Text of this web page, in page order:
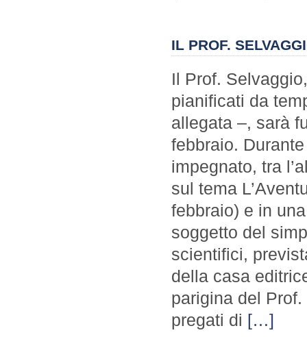
IL PROF.
Il Prof.
pianificati da
allegata –, sarà
febbraio.
impegnato, tra
sul tema
febbraio) e in
soggetto del
scientifici,
della casa
parigina del
pregati di […]